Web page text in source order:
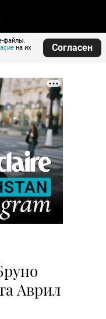
файлы.
на их
Согласен
Аврил